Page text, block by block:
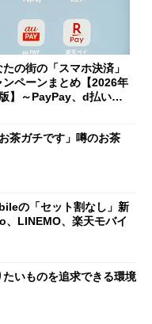
たの街の「スマホ決済」
ンペーンまとめ【2026年
】～PayPay、d払い、a
茶ガチです」噂のお茶
の「セット割なし」新
LINEMO、楽天モバイ
たいものを追求できる環境